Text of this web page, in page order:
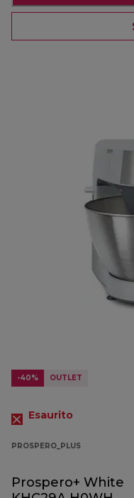
-40% OUTLET
Esaurito
PROSPERO_PLUS
Prospero+ White